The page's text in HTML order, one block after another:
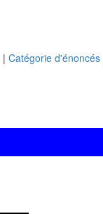
| Catégorie d'énoncés